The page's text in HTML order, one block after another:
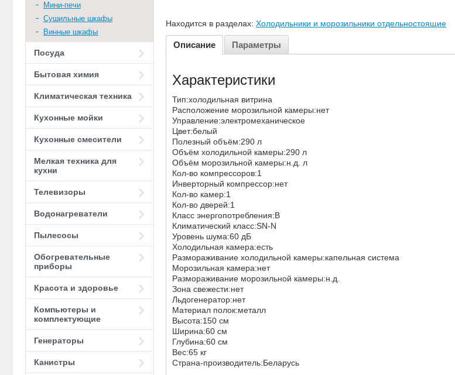
Мини-печи
Сушильные шкафы
Винные шкафы
Посуда
Бытовая химия
Климатическая техника
Кухонные мойки
Кухонные смесители
Мелкая техника для
кухни
Телевизоры
Водонагреватели
Пылесосы
Обогревательные
приборы
Красота и здоровье
Компьютеры и
комплектующие
Генераторы
Канистры
Находится в разделах: Холодильники и морозильники отдельностоящие
Описание Параметры
Характеристики
Тип:холодильная витрина
Расположение морозильной камеры:нет
Управление:электромеханическое
Цвет:белый
Полезный объём:290 л
Объём холодильной камеры:290 л
Объём морозильной камеры:н.д. л
Кол-во компрессоров:1
Инверторный компрессор:нет
Кол-во камер:1
Кол-во дверей:1
Класс энeргопотребления:B
Климатический класс:SN-N
Уровень шума:60 дБ
Холодильная камера:есть
Размораживание холодильной камеры:капельная система
Морозильная камера:нет
Размораживание морозильной камеры:н.д.
Зона свежести:нет
Льдогенератор:нет
Материал полок:металл
Высота:150 см
Ширина:60 см
Глубина:60 см
Вес:65 кг
Страна-производитель:Беларусь